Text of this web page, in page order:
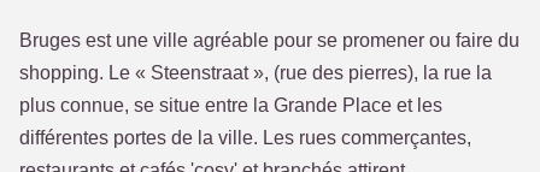
Bruges est une ville agréable pour se promener ou faire du
shopping. Le « Steenstraat », (rue des pierres), la rue la
plus connue, se situe entre la Grande Place et les
différentes portes de la ville. Les rues commerçantes,